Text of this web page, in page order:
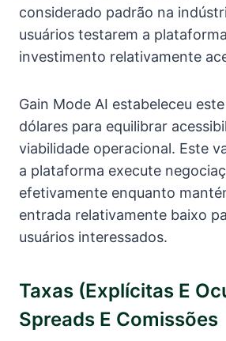
considerado padrão na
usuários testarem a
investimento relativamente
Gain Mode AI estabeleceu
dólares para equilibrar
viabilidade operacional. Este
a plataforma execute
efetivamente enquanto
entrada relativamente baixo
usuários interessados.
Taxas (explícitas E
Spreads E Comissões